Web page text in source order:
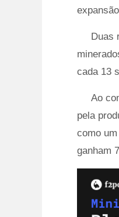
Duas
cada 13
Ao
pela
como
ganham